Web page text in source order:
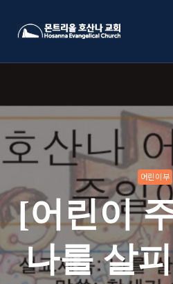
어린이부
[어린이
나를 살